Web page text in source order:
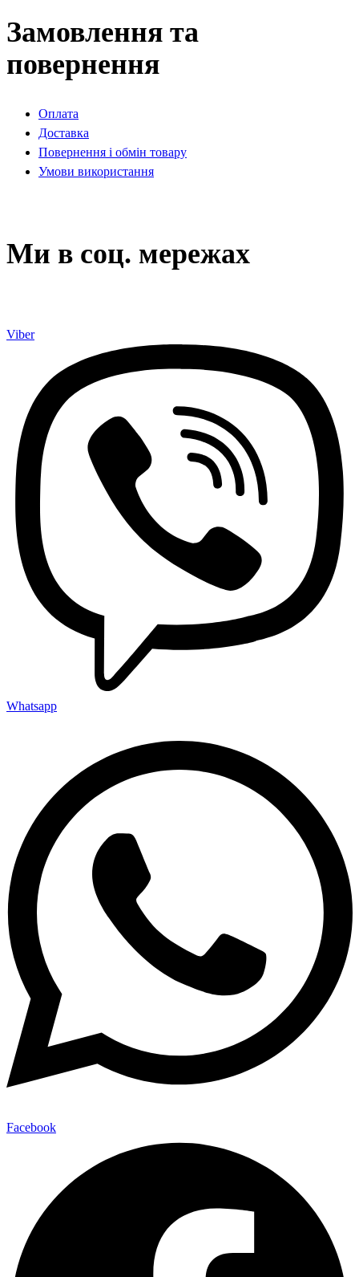
Замовлення та
повернення
Оплата
Доставка
Повернення і обмін товару
Умови використання
Ми в соц. мережах
Viber
Whatsapp
Facebook